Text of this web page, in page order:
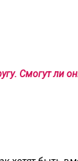
Смогут ли